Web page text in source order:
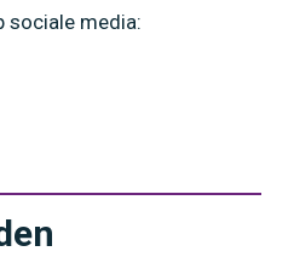
sociale media: